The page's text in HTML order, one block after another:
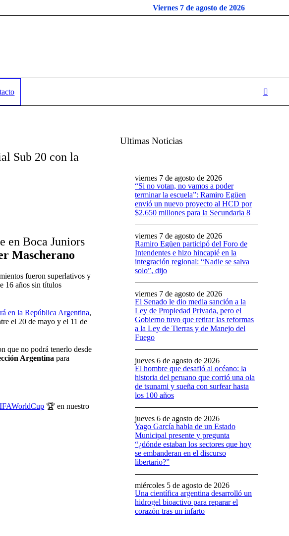
Viernes 7 de agosto de 2026
Sub 20 con la
en Boca Juniors
Mascherano
fueron superlativos y
16 años sin títulos
en la República Argentina,
el 20 de mayo y el 11 de
que no podrá tenerlo desde
Argentinapara
🏆 en nuestro
Ultimas Noticias
“Si no votan, no vamos a poder
terminar la escuela”: Ramiro Egüen
envió un nuevo proyecto al HCD por
$2.650 millones para la Secundaria 8
viernes 7 de agosto de 2026
Ramiro Egüen participó del Foro de
Intendentes e hizo hincapié en la
integración regional: “Nadie se salva
solo”, dijo
viernes 7 de agosto de 2026
El Senado le dio media sanción a la
Ley de Propiedad Privada, pero el
Gobierno tuvo que retirar las reformas
a la Ley de Tierras y de Manejo del
Fuego
viernes 7 de agosto de 2026
El hombre que desafió al océano: la
historia del peruano que corrió una ola
de tsunami y sueña con surfear hasta
los 100 años
jueves 6 de agosto de 2026
Yago García habla de un Estado
Municipal presente y pregunta
“¿dónde estaban los sectores que hoy
se embanderan en el discurso
libertario?”
jueves 6 de agosto de 2026
Una científica argentina desarrolló un
hidrogel bioactivo para reparar el
corazón tras un infarto
miércoles 5 de agosto de 2026